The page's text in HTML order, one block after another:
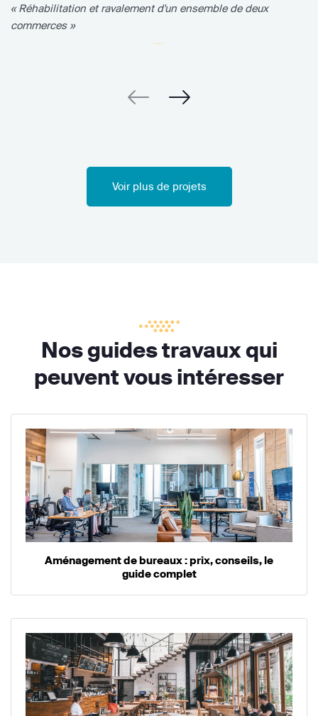
« Réhabilitation et ravalement d'un ensemble de deux
commerces »
Voir plus de projets
Nos guides travaux qui
peuvent vous intéresser
Aménagement de bureaux : prix, conseils, le
guide complet